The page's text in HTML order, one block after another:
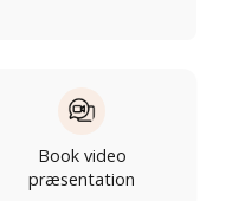
Book video
præsentation